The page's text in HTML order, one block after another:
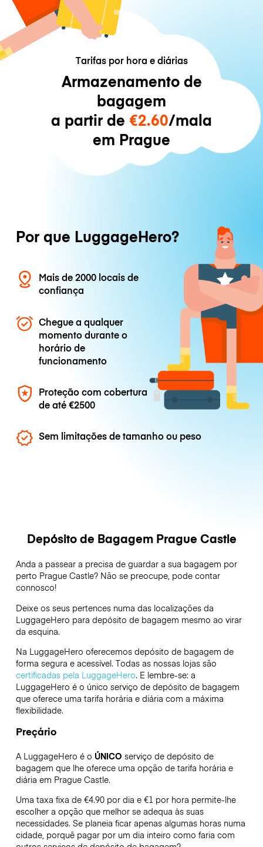
Tarifas por hora e diárias
Armazenamento de
bagagem
a partir de €2.60/mala
em Prague
Por que LuggageHero?
Mais de 2000 locais de
confiança
Chegue a qualquer
momento durante o
horário de
funcionamento
Proteção com cobertura
de até€2500
Sem limitações de tamanho ou peso
Depósito de Bagagem Prague Castle
Anda a passear a precisa de guardar a sua bagagem por
perto Prague Castle? Não se preocupe, pode contar
connosco!
Deixe os seus pertences numa das localizações da
LuggageHero para depósito de bagagem mesmo ao virar
da esquina.
Na LuggageHero oferecemos depósito de bagagem de
forma segura e acessível. Todas as nossas lojas são
certificadas pela LuggageHero. E lembre-se: a
LuggageHero é o único serviço de depósito de bagagem
que oferece uma tarifa horária e diária com a máxima
flexibilidade.
Preçário
A LuggageHero é o ÚNICO serviço de depósito de
bagagem que lhe oferece uma opção de tarifa horária e
diária em Prague Castle.
Uma taxa fixa de €4.90 por dia e €1 por hora permite-lhe
escolher a opção que melhor se adequa às suas
necessidades. Se planeia ficar apenas algumas horas numa
cidade, porquê pagar por um dia inteiro como faria com